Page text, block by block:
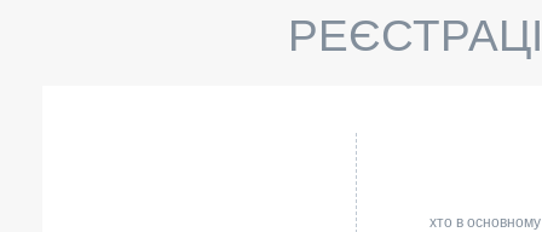
хто в основному